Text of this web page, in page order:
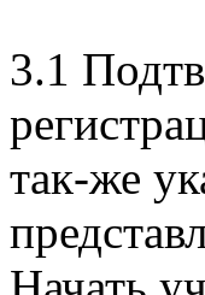
3.1
так-же